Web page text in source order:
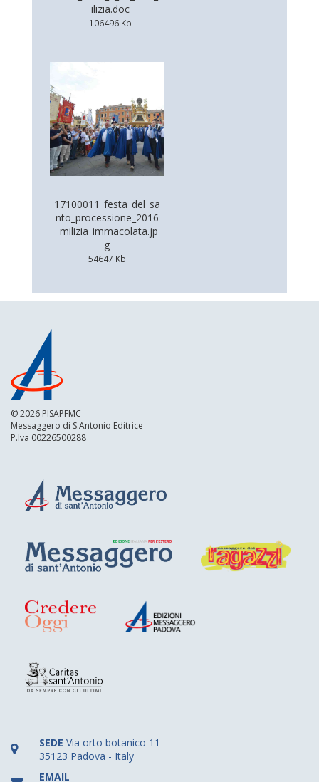
ilizia.doc
106496 Kb
17100011_festa_del_sa
nto_processione_2016
_milizia_immacolata.jp
g
54647 Kb
© 2026 PISAPFMC
Messaggero di S.Antonio Editrice
P.Iva 00226500288
SEDE Via orto botanico 11
35123 Padova - Italy
EMAIL